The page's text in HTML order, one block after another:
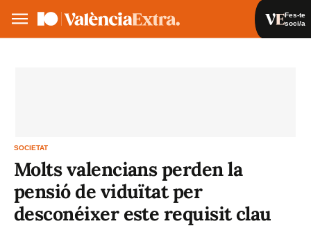
Fes-te
soci/a
SOCIETAT
Molts valencians perden la
pensió de viduïtat per
desconéixer este requisit clau